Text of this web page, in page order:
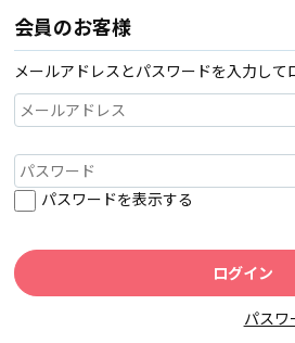
会員のお客様
メールアドレスとパスワードを入力して
パスワードを表示する
パスワ